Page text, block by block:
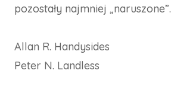
pozostały najmniej „naruszone”.
Allan R. Handysides
Peter N. Landless